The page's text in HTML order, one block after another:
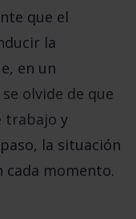
que el
la
en un
olvide de que
trabajo y
la situación
momento.